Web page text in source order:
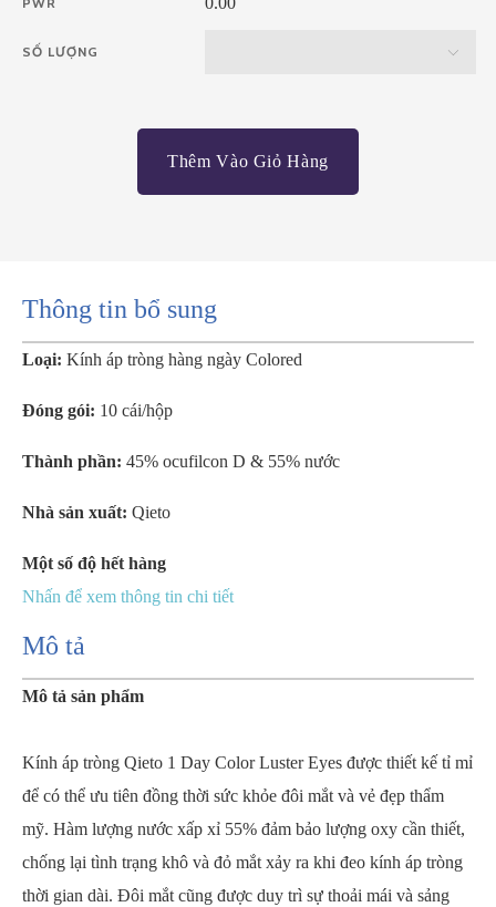
SỐ LƯỢNG
Thêm Vào Giỏ Hàng
Thông tin bổ sung
Loại: Kính áp tròng hàng ngày Colored
Đóng gói: 10 cái/hộp
Thành phần: 45% ocufilcon D & 55% nước
Nhà sản xuất: Qieto
Một số độ hết hàng
Nhấn để xem thông tin chi tiết
Mô tả
Mô tả sản phẩm
Kính áp tròng Qieto 1 Day Color Luster Eyes được thiết kế tỉ mỉ
để có thể ưu tiên đồng thời sức khỏe đôi mắt và vẻ đẹp thẩm
mỹ. Hàm lượng nước xấp xỉ 55% đảm bảo lượng oxy cần thiết,
chống lại tình trạng khô và đỏ mắt xảy ra khi đeo kính áp tròng
thời gian dài. Đôi mắt cũng được duy trì sự thoải mái và sảng